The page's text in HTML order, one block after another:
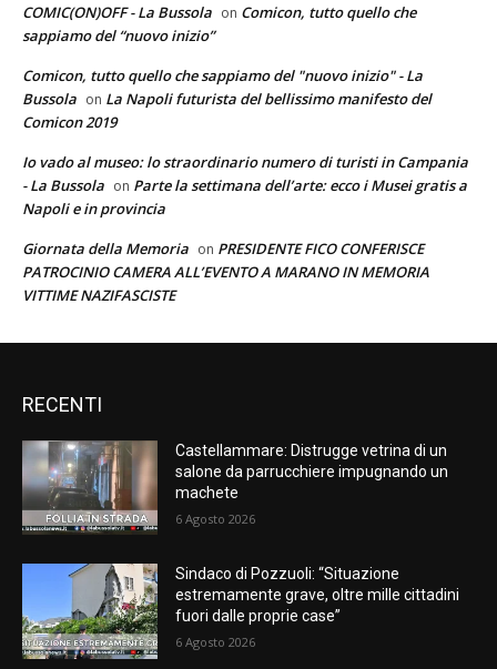
COMIC(ON)OFF - La Bussola on Comicon, tutto quello che
sappiamo del “nuovo inizio”
Comicon, tutto quello che sappiamo del "nuovo inizio" - La
Bussola on La Napoli futurista del bellissimo manifesto del
Comicon 2019
Io vado al museo: lo straordinario numero di turisti in Campania
- La Bussola on Parte la settimana dell’arte: ecco i Musei gratis a
Napoli e in provincia
Giornata della Memoria on PRESIDENTE FICO CONFERISCE
PATROCINIO CAMERA ALL’EVENTO A MARANO IN MEMORIA
VITTIME NAZIFASCISTE
RECENTI
Castellammare: Distrugge vetrina di un
salone da parrucchiere impugnando un
machete
6 Agosto 2026
Sindaco di Pozzuoli: “Situazione
estremamente grave, oltre mille cittadini
fuori dalle proprie case”
6 Agosto 2026